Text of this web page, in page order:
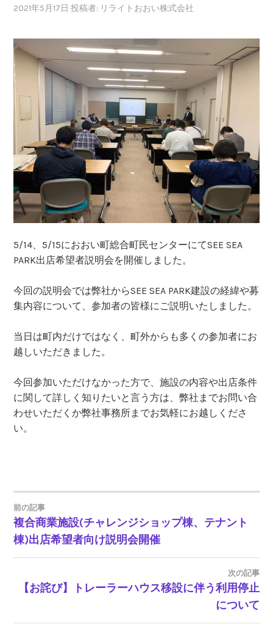
2021年5月17日 投稿者: リライトおおい株式会社
5/14、5/15におおい町総合町民センターにてSEE SEA
PARK出店希望者説明会を開催しました。
今回の説明会では弊社からSEE SEA PARK建設の経緯や募
集内容について、参加者の皆様にご説明いたしました。
当日は町内だけではなく、町外からも多くの参加者にお
越しいただきました。
今回参加いただけなかった方で、施設の内容や出店条件
に関して詳しく知りたいと言う方は、弊社までお問い合
わせいただくか弊社事務所までお気軽にお越しくださ
い。
投
稿
ナ
ビ
前の記事
複合商業施設(チャレンジショップ棟、テナント
棟)出店希望者向け説明会開催
次の記事
【お詫び】トレーラーハウス移設に伴う利用停止
について